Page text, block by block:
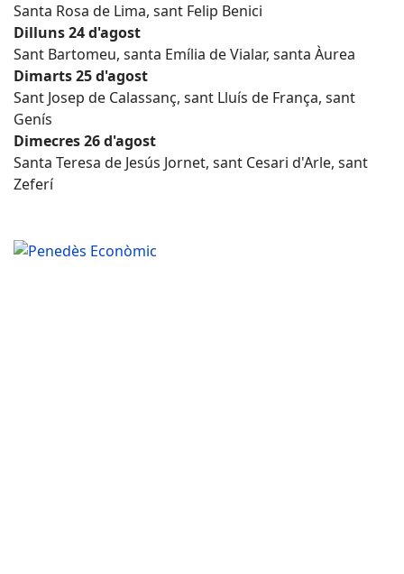
Santa Rosa de Lima, sant Felip Benici
Dilluns 24 d'agost
Sant Bartomeu, santa Emília de Vialar, santa Àurea
Dimarts 25 d'agost
Sant Josep de Calassanç, sant Lluís de França, sant
Genís
Dimecres 26 d'agost
Santa Teresa de Jesús Jornet, sant Cesari d'Arle, sant
Zeferí